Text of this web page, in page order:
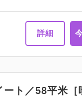
詳細
ト／58平米［